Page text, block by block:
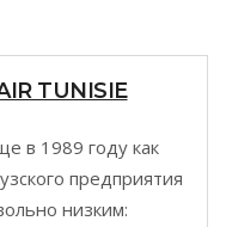
TUNISIE
в 1989 году как
предприятия
низким: